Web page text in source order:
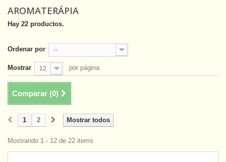
AROMATERÁPIA
Hay 22 productos.
Ordenar por --
Mostrar 12 por página
Comparar (0)
Mostrar todos
1 2
Mostrando 1 - 12 de 22 items